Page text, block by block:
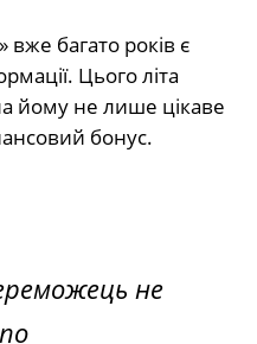
багато років є
Цього літа
йому не лише цікаве
бонус.
не